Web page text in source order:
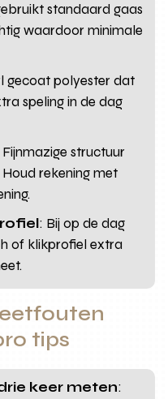
standaard gaas
waardoor minimale
gecoat polyester dat
speling in de dag
Fijnmazige structuur
rekening met
: Bij op de dag
of klikprofiel extra
tips
keer meten: